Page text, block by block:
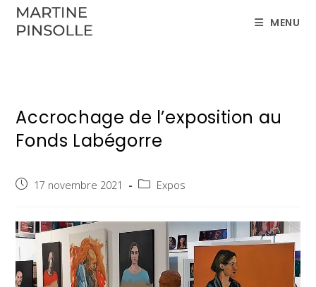
Skip
MENU
Accrochage de l’exposition au
Fonds Labégorre
Publication
17 novembre 2021
PostExpos